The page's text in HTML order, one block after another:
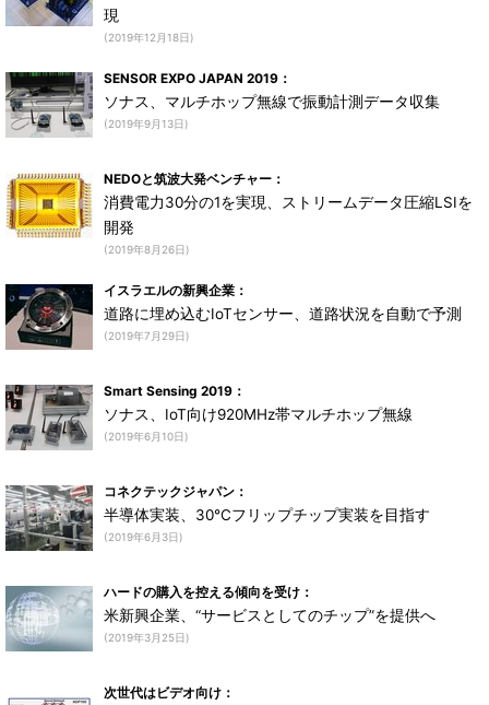
現
(2019年12月18日)
SENSOR EXPO JAPAN 2019：
ソナス、マルチホップ無線で振動計測データ収集
(2019年9月13日)
NEDOと筑波大発ベンチャー：
消費電力30分の1を実現、ストリームデータ圧縮LSIを
開発
(2019年8月26日)
イスラエルの新興企業：
道路に埋め込むIoTセンサー、道路状況を自動で予測
(2019年7月29日)
Smart Sensing 2019：
ソナス、IoT向け920MHz帯マルチホップ無線
(2019年6月10日)
コネクテックジャパン：
半導体実装、30℃フリップチップ実装を目指す
(2019年6月3日)
ハードの購入を控える傾向を受け：
米新興企業、“サービスとしてのチップ”を提供へ
(2019年3月25日)
次世代はビデオ向け：